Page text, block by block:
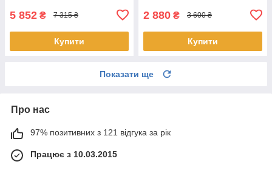
5 852 ₴ 7 315 ₴
Купити
2 880 ₴ 3 600 ₴
Купити
Показати ще
Про нас
97% позитивних з 121 відгука за рік
Працює з 10.03.2015